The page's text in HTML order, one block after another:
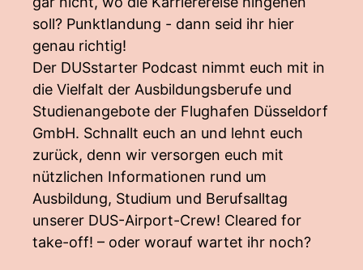
soll? Punktlandung - dann seid ihr hier
genau richtig!
Der DUSstarter Podcast nimmt euch mit in
die Vielfalt der Ausbildungsberufe und
Studienangebote der Flughafen Düsseldorf
GmbH. Schnallt euch an und lehnt euch
zurück, denn wir versorgen euch mit
nützlichen Informationen rund um
Ausbildung, Studium und Berufsalltag
unserer DUS-Airport-Crew! Cleared for
take-off! – oder worauf wartet ihr noch?